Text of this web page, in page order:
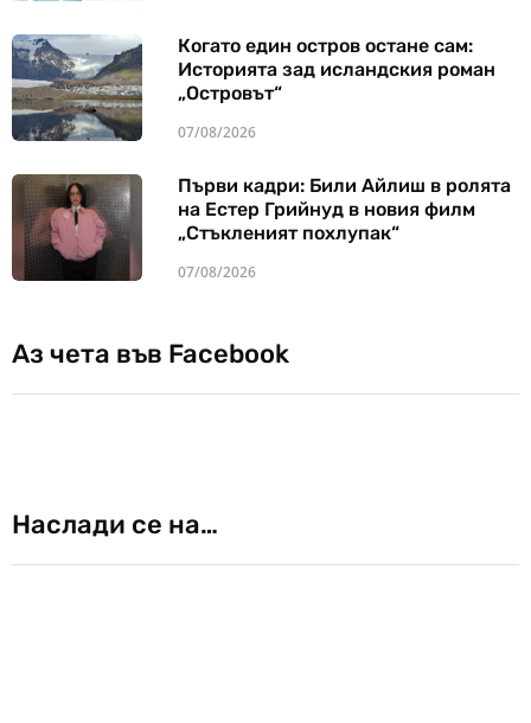
Когато един остров остане сам:
Историята зад исландския роман
„Островът“
07/08/2026
Първи кадри: Били Айлиш в ролята
на Естер Грийнуд в новия филм
„Стъкленият похлупак“
07/08/2026
Аз чета във Facebook
Наслади се на…